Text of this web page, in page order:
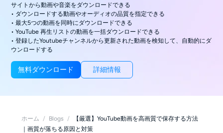
サイトから動画や音楽をダウンロードできる
• ダウンロードする動画やオーディオの品質を指定できる
• 最大5つの動画を同時にダウンロードできる
• YouTube 再生リストの動画を一括ダウンロードできる
• 登録したYoutubeチャンネルから更新された動画を検知して、自動的にダ
ウンロードする
無料ダウンロード 詳細情報
ホーム / Blogs /
【厳選】YouTube動画を高画質で保存する方法
｜画質が落ちる原因と対策